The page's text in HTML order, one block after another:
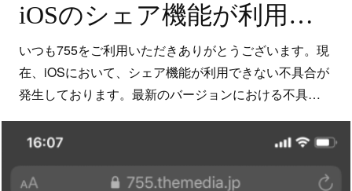
iOSのシェア機能が利用できない不具合が発生しております
いつも755をご利用いただきありがとうございます。現
在、iOSにおいて、シェア機能が利用できない不具合が
発生しております。最新のバージョンにおける不具…